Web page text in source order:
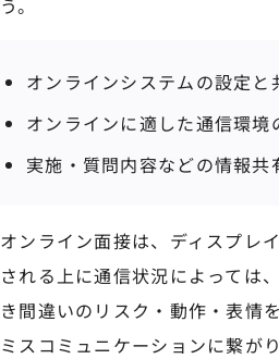
う。
オンラインシステムの設定と
オンラインに適した通信環境
実施・質問内容などの情報共
オンライン面接は、ディスプレ
される上に通信状況によっては
き間違いのリスク・動作・表情
ミスコミュニケーションに繋が